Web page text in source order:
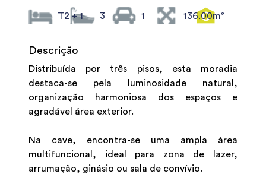
T2 + 1 3 1 136.00m²
Descrição
Distribuída por três pisos, esta moradia
destaca-se pela luminosidade natural,
organização harmoniosa dos espaços e
agradável área exterior.
Na cave, encontra-se uma ampla área
multifuncional, ideal para zona de lazer,
arrumação, ginásio ou sala de convívio.